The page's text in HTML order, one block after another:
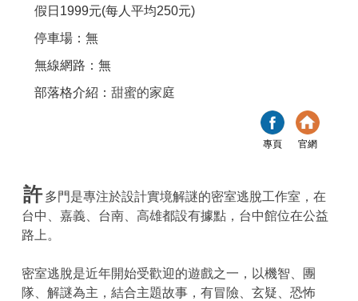
假日1999元(每人平均250元)
停車場：無
無線網路：無
部落格介紹： 甜蜜的家庭
專頁 官網
許 多門是專注於設計實境解謎的密室逃脫工作室，在
台中、嘉義、台南、高雄都設有據點，台中館位在公益
路上。
密室逃脫是近年開始受歡迎的遊戲之一，以機智、團
隊、解謎為主，結合主題故事，有冒險、玄疑、恐怖